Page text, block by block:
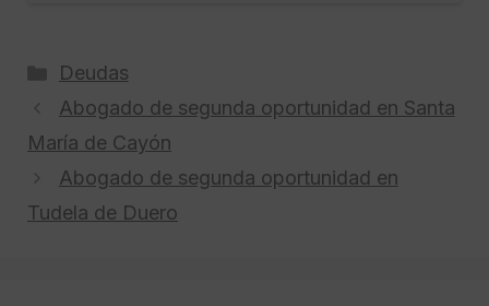
Categorías
Deudas
Abogado de segunda oportunidad en Santa
María de Cayón
Abogado de segunda oportunidad en
Tudela de Duero